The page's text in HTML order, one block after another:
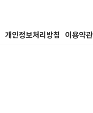
개인정보처리방침 이용약관